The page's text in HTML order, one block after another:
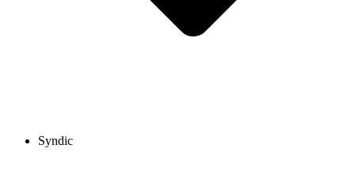
Syndic